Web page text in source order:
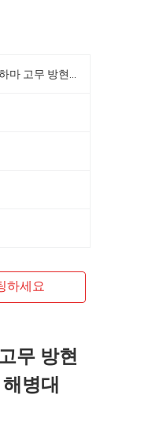
하세요
무 방현
병대